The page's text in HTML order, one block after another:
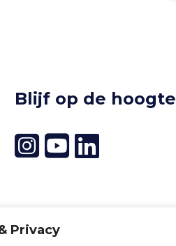
Privacy
Blijf op de hoogte